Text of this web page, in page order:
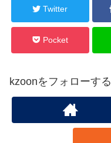
Twitter
Pocket
kzoonをフォローする